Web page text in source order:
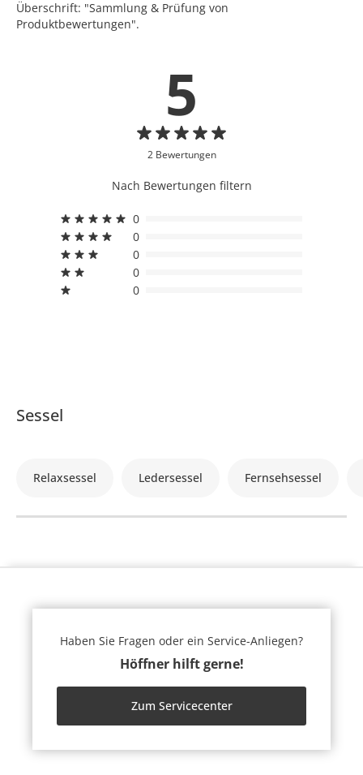
Überschrift: "Sammlung & Prüfung von
Produktbewertungen".
5
2 Bewertungen
Nach Bewertungen filtern
0
0
0
0
0
Sessel
Relaxsessel Ledersessel Fernsehsessel
Haben Sie Fragen oder ein Service-Anliegen?
Höffner hilft gerne!
Zum Servicecenter